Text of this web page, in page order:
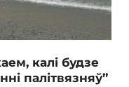
калі будзе
палітвязняў”